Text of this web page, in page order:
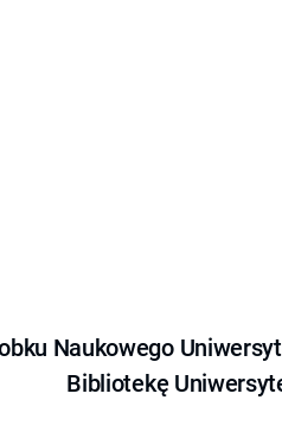
Naukowego
Bibliotekę